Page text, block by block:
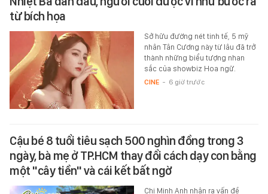
từ bích họa
Sở hữu đường nét tinh tế, 5 mỹ
nhân Tân Cương này từ lâu đã trở
thành những biểu tượng nhan
sắc của showbiz Hoa ngữ.
CINE - 6 giờ trước
Cậu bé 8 tuổi tiêu sạch 500 nghìn đồng trong 3
ngày, bà mẹ ở TP.HCM thay đổi cách dạy con bằng
một "cây tiền" và cái kết bất ngờ
Chị Minh Anh nhận ra vấn đề